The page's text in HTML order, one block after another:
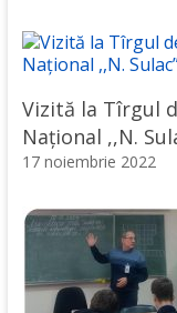
Vizită la Tîrgul
Național ,,N.
17 noiembrie 2022